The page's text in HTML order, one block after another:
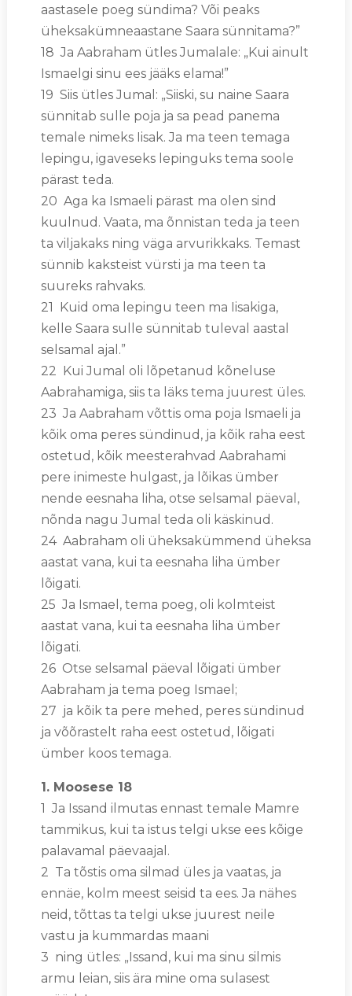
aastasele poeg sündima? Või peaks
üheksakümneaastane Saara sünnitama?”
18 Ja Aabraham ütles Jumalale: „Kui ainult
Ismaelgi sinu ees jääks elama!”
19 Siis ütles Jumal: „Siiski, su naine Saara
sünnitab sulle poja ja sa pead panema
temale nimeks Iisak. Ja ma teen temaga
lepingu, igaveseks lepinguks tema soole
pärast teda.
20 Aga ka Ismaeli pärast ma olen sind
kuulnud. Vaata, ma õnnistan teda ja teen
ta viljakaks ning väga arvurikkaks. Temast
sünnib kaksteist vürsti ja ma teen ta
suureks rahvaks.
21 Kuid oma lepingu teen ma Iisakiga,
kelle Saara sulle sünnitab tuleval aastal
selsamal ajal.”
22 Kui Jumal oli lõpetanud kõneluse
Aabrahamiga, siis ta läks tema juurest üles.
23 Ja Aabraham võttis oma poja Ismaeli ja
kõik oma peres sündinud, ja kõik raha eest
ostetud, kõik meesterahvad Aabrahami
pere inimeste hulgast, ja lõikas ümber
nende eesnaha liha, otse selsamal päeval,
nõnda nagu Jumal teda oli käskinud.
24 Aabraham oli üheksakümmend üheksa
aastat vana, kui ta eesnaha liha ümber
lõigati.
25 Ja Ismael, tema poeg, oli kolmteist
aastat vana, kui ta eesnaha liha ümber
lõigati.
26 Otse selsamal päeval lõigati ümber
Aabraham ja tema poeg Ismael;
27 ja kõik ta pere mehed, peres sündinud
ja võõrastelt raha eest ostetud, lõigati
ümber koos temaga.
1. Moosese 18
1 Ja Issand ilmutas ennast temale Mamre
tammikus, kui ta istus telgi ukse ees kõige
palavamal päevaajal.
2 Ta tõstis oma silmad üles ja vaatas, ja
ennäe, kolm meest seisid ta ees. Ja nähes
neid, tõttas ta telgi ukse juurest neile
vastu ja kummardas maani
3 ning ütles: „Issand, kui ma sinu silmis
armu leian, siis ära mine oma sulasest